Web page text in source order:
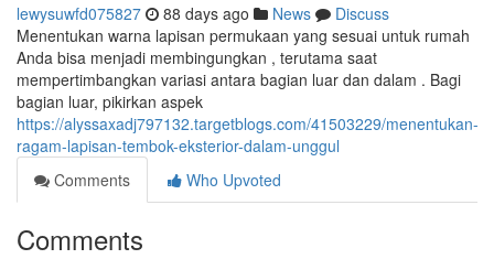
lewysuwfd075827 88 days ago News
Discuss
Menentukan warna lapisan permukaan yang sesuai untuk rumah
Anda bisa menjadi membingungkan , terutama saat
mempertimbangkan variasi antara bagian luar dan dalam . Bagi
bagian luar, pikirkan aspek
https://alyssaxadj797132.targetblogs.com/41503229/menentukan-
ragam-lapisan-tembok-eksterior-dalam-unggul
Comments
Who Upvoted
Comments